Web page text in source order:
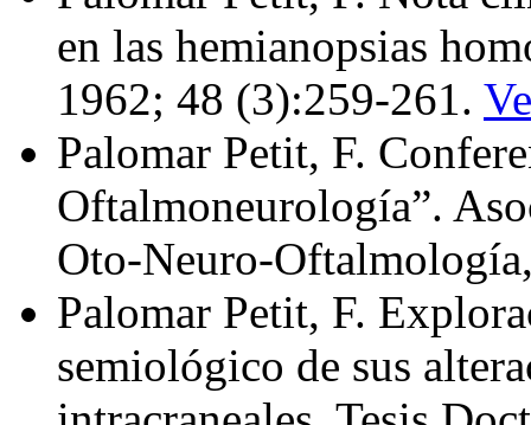
en las hemianopsias
1962; 48 (3):259-261.
Palomar Petit, F.
Oftal­moneurología”.
Palomar Petit, F.
semiológico de sus